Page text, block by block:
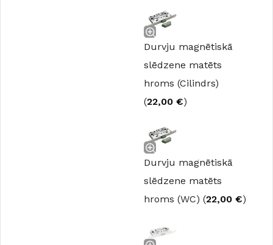
Durvju magnētiskā
slēdzene matēts
hroms (Cilindrs)
(22,00 €)
Durvju magnētiskā
slēdzene matēts
hroms (WC) (22,00 €)